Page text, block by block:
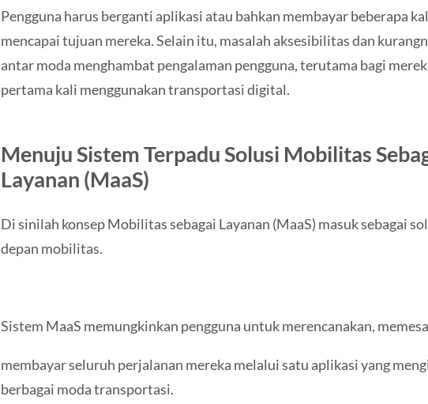
Pengguna harus berganti aplikasi atau bahkan membayar beberapa
mencapai tujuan mereka. Selain itu, masalah aksesibilitas dan
antar moda menghambat pengalaman pengguna, terutama bagi
pertama kali menggunakan transportasi digital.
Menuju Sistem Terpadu Solusi Mobilitas
Layanan (MaaS)
Di sinilah konsep Mobilitas sebagai Layanan (MaaS) masuk sebagai
depan mobilitas.
Sistem MaaS memungkinkan pengguna untuk merencanakan,
membayar seluruh perjalanan mereka melalui satu aplikasi yang
berbagai moda transportasi.